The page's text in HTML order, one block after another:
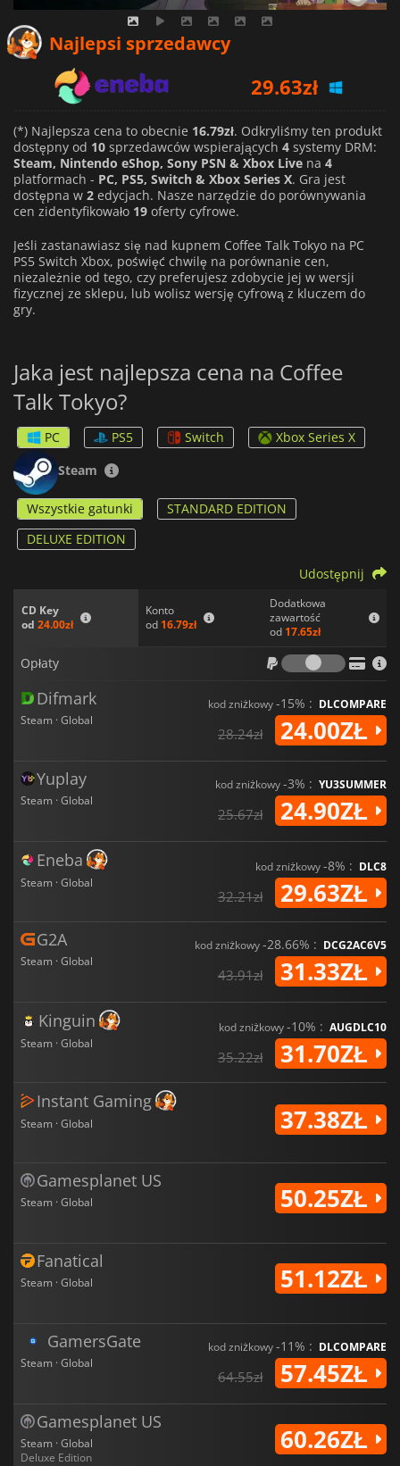
Najlepsi sprzedawcy
31.70zł
37.38zł
(*) Najlepsza cena to obecnie 16.79zł. Odkryliśmy ten produkt
dostępny od 10 sprzedawców wspierających 4 systemy DRM:
Steam, Nintendo eShop, Sony PSN & Xbox Live na 4
platformach - PC, PS5, Switch & Xbox Series X. Gra jest
dostępna w 2 edycjach. Nasze narzędzie do porównywania
cen zidentyfikowało 19 oferty cyfrowe.
Jeśli zastanawiasz się nad kupnem Coffee Talk Tokyo na PC
PS5 Switch Xbox, poświęć chwilę na porównanie cen,
niezależnie od tego, czy preferujesz zdobycie jej w wersji
fizycznej ze sklepu, lub wolisz wersję cyfrową z kluczem do
gry.
Jaka jest najlepsza cena na Coffee
Talk Tokyo?
PC PS5 Switch
Xbox Series X
Steam
Wszystkie gatunki
STANDARD EDITION
DELUXE EDITION
CD Key
od 24.00zł
Konto
od 16.79zł
Dodatkowa
zawartość
od 17.65zł
Udostępnij
Opłaty
Opłaty
Difmark
Steam · Global
kod zniżkowy-15% : DLCOMPARE
28.24zł 24.00ZŁ
Yuplay
Steam · Global
kod zniżkowy-3% : YU3SUMMER
25.67zł 24.90ZŁ
Eneba
Steam · Global
kod zniżkowy-8% : DLC8
32.21zł 29.63ZŁ
G2A
Steam · Global
kod zniżkowy-28.66% : DCG2AC6V5
43.91zł 31.33ZŁ
Kinguin
Steam · Global
kod zniżkowy-10% : AUGDLC10
35.22zł 31.70ZŁ
Instant Gaming
Steam · Global 37.38ZŁ
Gamesplanet US
Steam · Global 50.25ZŁ
Fanatical
Steam · Global 51.12ZŁ
GamersGate
Steam · Global
kod zniżkowy-11% : DLCOMPARE
64.55zł 57.45ZŁ
Gamesplanet US
Steam · Global
Deluxe Edition
60.26ZŁ